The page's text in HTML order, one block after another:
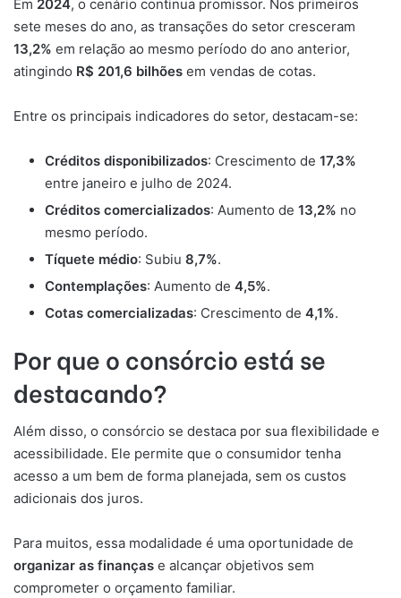
Em 2024, o cenário continua promissor. Nos primeiros
sete meses do ano, as transações do setor cresceram
13,2% em relação ao mesmo período do ano anterior,
atingindo R$ 201,6 bilhões em vendas de cotas.
Entre os principais indicadores do setor, destacam-se:
Créditos disponibilizados: Crescimento de 17,3%
entre janeiro e julho de 2024.
Créditos comercializados: Aumento de 13,2% no
mesmo período.
Tíquete médio: Subiu 8,7%.
Contemplações: Aumento de 4,5%.
Cotas comercializadas: Crescimento de 4,1%.
Por que o consórcio está se
destacando?
Além disso, o consórcio se destaca por sua flexibilidade e
acessibilidade. Ele permite que o consumidor tenha
acesso a um bem de forma planejada, sem os custos
adicionais dos juros.
Para muitos, essa modalidade é uma oportunidade de
organizar as finanças e alcançar objetivos sem
comprometer o orçamento familiar.